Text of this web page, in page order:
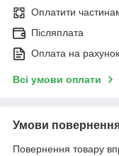
Оплатити
Післяплата
Оплата на рахунок
Всі умови оплати
Умови
Повернення товару